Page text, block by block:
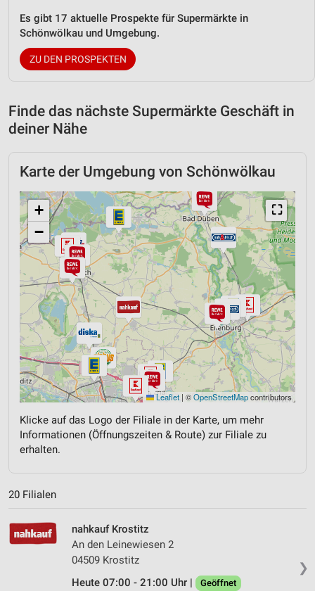
Es gibt 17 aktuelle Prospekte für Supermärkte in
Schönwölkau und Umgebung.
ZU DEN PROSPEKTEN
Finde das nächste Supermärkte Geschäft in
deiner Nähe
Karte der Umgebung von Schönwölkau
⛶
+
−
Leaflet | ©OpenStreetMapcontributors
Klicke auf das Logo der Filiale in der Karte, um mehr
Informationen (Öffnungszeiten & Route) zur Filiale zu
erhalten.
20 Filialen
❯
nahkauf Krostitz
An den Leinewiesen 2
04509 Krostitz
Heute 07:00 - 21:00 Uhr |
Geöffnet